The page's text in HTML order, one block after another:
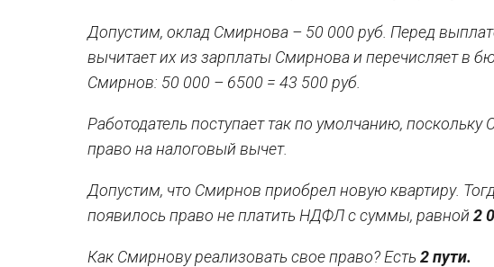
Допустим, оклад Смирнова – 50 000 руб. Перед
вычитает их из зарплаты Смирнова и перечисляет в
Смирнов: 50 000 – 6500 = 43 500 руб.
Работодатель поступает так по умолчанию,
право на налоговый вычет.
Допустим, что Смирнов приобрел новую квартиру.
появилось право не платить НДФЛ с суммы, равной 2
Как Смирнову реализовать свое право? Есть 2 пути.